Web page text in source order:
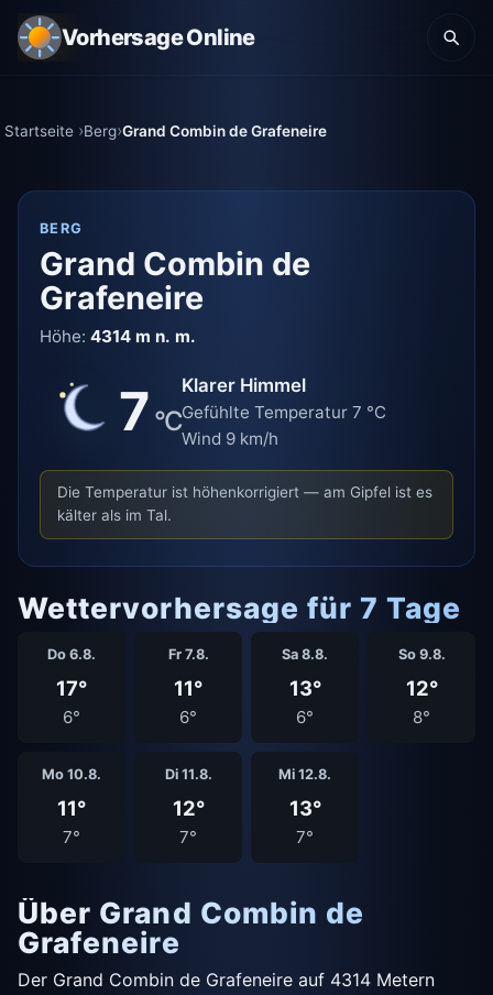
Vorhersage Online
Startseite Berg Grand Combin de Grafeneire
BERG
Grand Combin de
Grafeneire
Höhe:4314 m n. m.
7 °C
Klarer Himmel
Gefühlte Temperatur 7 °C
Wind 9 km/h
Die Temperatur ist höhenkorrigiert — am Gipfel ist es
kälter als im Tal.
Wettervorhersage für 7 Tage
Do 6.8.
17°
6°
Fr 7.8.
11°
6°
Sa 8.8.
13°
6°
So 9.8.
12°
8°
Mo 10.8.
11°
7°
Di 11.8.
12°
7°
Mi 12.8.
13°
7°
Über Grand Combin de
Grafeneire
Der Grand Combin de Grafeneire auf 4314 Metern